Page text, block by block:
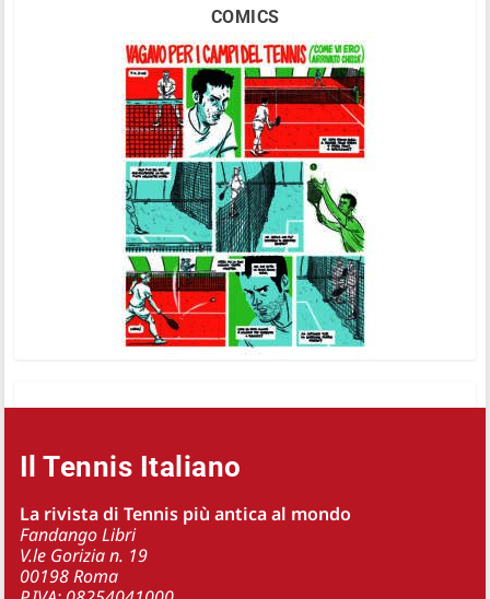
COMICS
Il Tennis Italiano
La rivista di Tennis più antica al mondo
Fandango Libri
V.le Gorizia n. 19
00198 Roma